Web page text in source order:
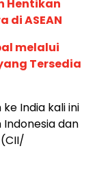
Hentikan
di ASEAN
melalui
Tersedia
India kali ini
dan